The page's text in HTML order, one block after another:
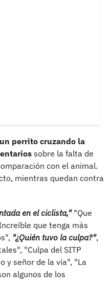
perrito cruzando la
sobre la falta de
con el animal.
mientras quedan contra
en el ciclista,""Que
que tenga más
"¿Quién tuvo la culpa?",
"Culpa del SITP
y señor de la vía", "La
algunos de los